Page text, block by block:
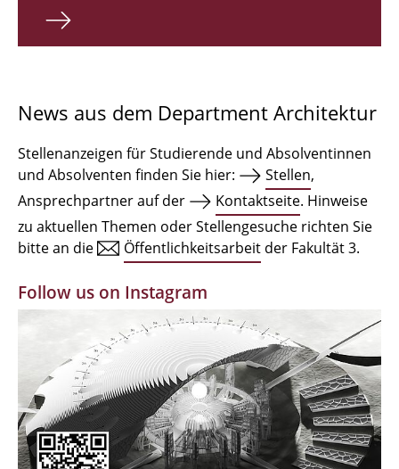
Master Architektur
Qualifikationsprofil
Institute
Einrichtungen
Zeichensäle
MBW | Modellbauwerkstatt
Alumni | cloud club
Dokumente und Downloads
News aus dem Department Architektur
Stellenanzeigen für Studierende und Absolventinnen
und Absolventen finden Sie hier:
Stellen,
Ansprechpartner auf der
Kontaktseite. Hinweise
zu aktuellen Themen oder Stellengesuche richten Sie
bitte an die
Öffentlichkeitsarbeit der Fakultät 3.
Follow us on Instagram